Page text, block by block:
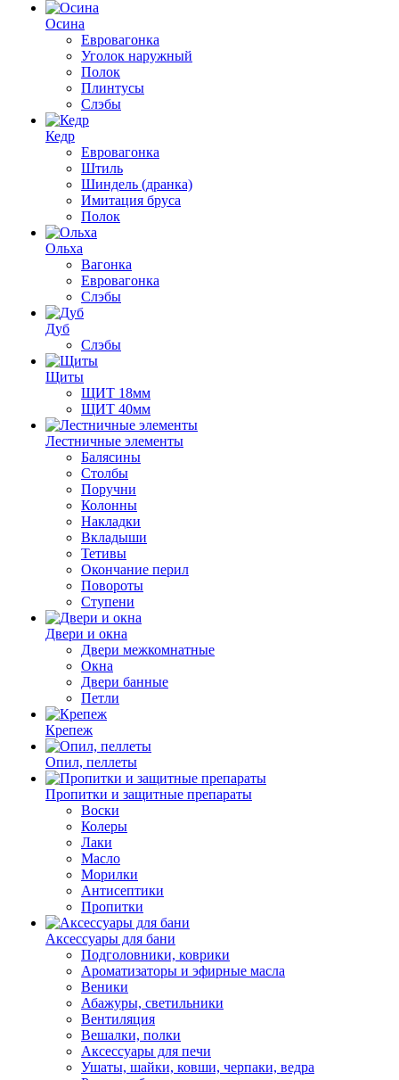
Осина
Евровагонка
Уголок наружный
Полок
Плинтусы
Слэбы
Кедр
Евровагонка
Штиль
Шиндель (дранка)
Имитация бруса
Полок
Ольха
Вагонка
Евровагонка
Слэбы
Дуб
Слэбы
Щиты
ЩИТ 18мм
ЩИТ 40мм
Лестничные элементы
Балясины
Столбы
Поручни
Колонны
Накладки
Вкладыши
Тетивы
Окончание перил
Повороты
Ступени
Двери и окна
Двери межкомнатные
Окна
Двери банные
Петли
Крепеж
Опил, пеллеты
Пропитки и защитные препараты
Воски
Колеры
Лаки
Масло
Морилки
Антисептики
Пропитки
Аксессуары для бани
Подголовники, коврики
Ароматизаторы и эфирные масла
Веники
Абажуры, светильники
Вентиляция
Вешалки, полки
Аксессуары для печи
Ушаты, шайки, ковши, черпаки, ведра